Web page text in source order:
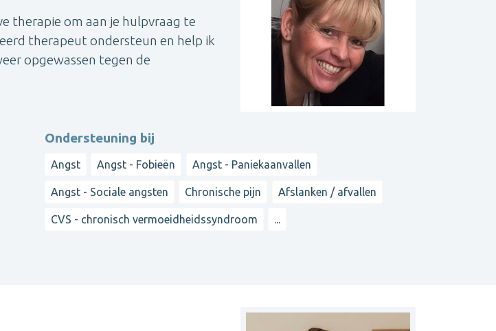
therapie om aan je hulpvraag te
therapeut ondersteun en help ik
opgewassen tegen de
Ondersteuning bij
Angst Angst - Fobieën Angst - Paniekaanvallen
Angst - Sociale angsten Chronische pijn Afslanken / afvallen
CVS - chronisch vermoeidheidssyndroom ...